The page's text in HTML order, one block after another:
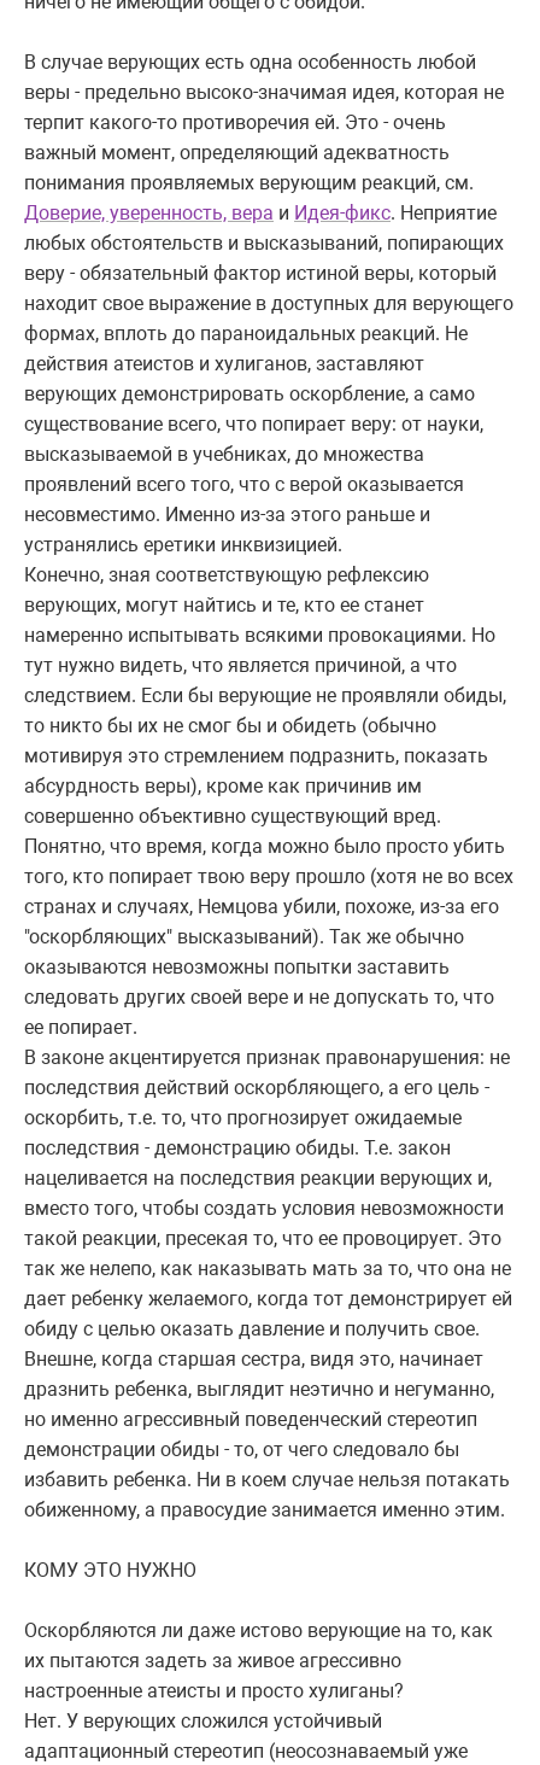
В случае верующих есть одна особенность любой
веры - предельно высоко-значимая идея, которая не
терпит какого-то противоречия ей. Это - очень
важный момент, определяющий адекватность
понимания проявляемых верующим реакций, см.
Доверие, уверенность, вера и Идея-фикс. Неприятие
любых обстоятельств и высказываний, попирающих
веру - обязательный фактор истиной веры, который
находит свое выражение в доступных для верующего
формах, вплоть до параноидальных реакций. Не
действия атеистов и хулиганов, заставляют
верующих демонстрировать оскорбление, а само
существование всего, что попирает веру: от науки,
высказываемой в учебниках, до множества
проявлений всего того, что с верой оказывается
несовместимо. Именно из-за этого раньше и
устранялись еретики инквизицией.
Конечно, зная соответствующую рефлексию
верующих, могут найтись и те, кто ее станет
намеренно испытывать всякими провокациями. Но
тут нужно видеть, что является причиной, а что
следствием. Если бы верующие не проявляли обиды,
то никто бы их не смог бы и обидеть (обычно
мотивируя это стремлением подразнить, показать
абсурдность веры), кроме как причинив им
совершенно объективно существующий вред.
Понятно, что время, когда можно было просто убить
того, кто попирает твою веру прошло (хотя не во всех
странах и случаях, Немцова убили, похоже, из-за его
"оскорбляющих" высказываний). Так же обычно
оказываются невозможны попытки заставить
следовать других своей вере и не допускать то, что
ее попирает.
В законе акцентируется признак правонарушения: не
последствия действий оскорбляющего, а его цель -
оскорбить, т.е. то, что прогнозирует ожидаемые
последствия - демонстрацию обиды. Т.е. закон
нацеливается на последствия реакции верующих и,
вместо того, чтобы создать условия невозможности
такой реакции, пресекая то, что ее провоцирует. Это
так же нелепо, как наказывать мать за то, что она не
дает ребенку желаемого, когда тот демонстрирует ей
обиду с целью оказать давление и получить свое.
Внешне, когда старшая сестра, видя это, начинает
дразнить ребенка, выглядит неэтично и негуманно,
но именно агрессивный поведенческий стереотип
демонстрации обиды - то, от чего следовало бы
избавить ребенка. Ни в коем случае нельзя потакать
обиженному, а правосудие занимается именно этим.
КОМУ ЭТО НУЖНО
Оскорбляются ли даже истово верующие на то, как
их пытаются задеть за живое агрессивно
настроенные атеисты и просто хулиганы?
Нет. У верующих сложился устойчивый
адаптационный стереотип (неосознаваемый уже